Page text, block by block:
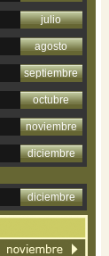
julio
agosto
septiembre
octubre
noviembre
diciembre
diciembre